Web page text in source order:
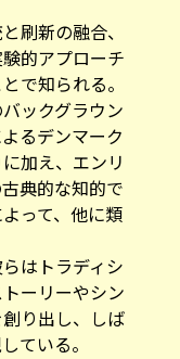
刷新の融合、
的アプローチ
で知られる。
ックグラウン
るデンマーク
加え、エンリ
典的な知的で
って、他に類
はトラディシ
ーリーやシン
り出し、しば
ている。